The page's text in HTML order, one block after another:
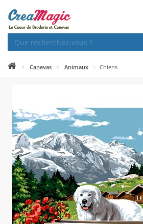
Canevas Animaux Chiens